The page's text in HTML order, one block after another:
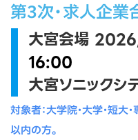
第3次・求人企
大宮会場
16:00
大宮ソニックシ
対象者：大学院・大学・短
以内の方。